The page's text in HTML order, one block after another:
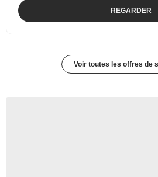
REGARDER
Voir toutes les offres de